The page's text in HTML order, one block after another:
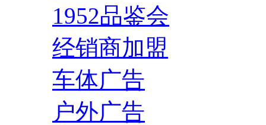
1952品鉴会
经销商加盟
车体广告
户外广告